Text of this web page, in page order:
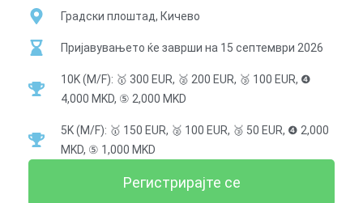
Градски плоштад, Кичево
Пријавувањето ќе заврши на 15 септември 2026
10K (M/F): 🥇 300 EUR, 🥈 200 EUR, 🥉 100 EUR, ❹
4,000 MKD, ⑤ 2,000 MKD
5K (M/F): 🥇 150 EUR, 🥈 100 EUR, 🥉 50 EUR, ❹ 2,000
MKD, ⑤ 1,000 MKD
Регистрирајте се